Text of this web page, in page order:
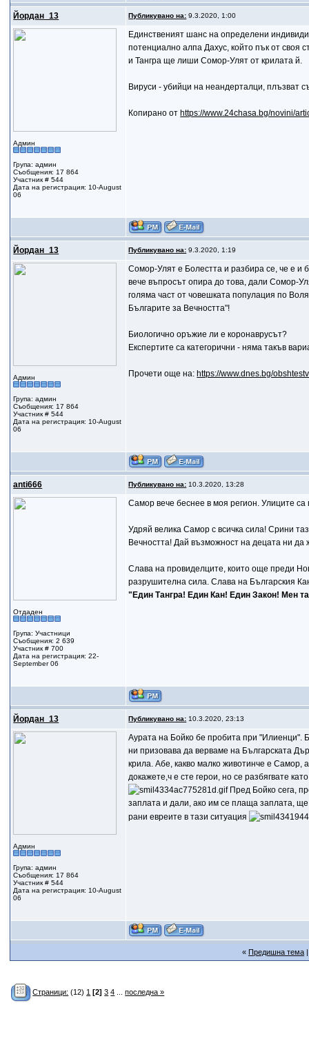
Йордан_13 Публикувано на: 9.3.2020, 1:00
Админ
Група: админ
Съобщения: 17 864
Участник # 544
Дата на регистрация: 10-August
06
Единственият шанс на определени
потенциално алпа Дахус, който пък от своя
и Тангра ще лиши Сомор-Улят от крилата й.
Виpycи - yбийци на неандерталци, плъзват
Копирано от https://www.24chasa.bg/novini/
Йордан_13 Публикувано на: 9.3.2020, 1:19
Админ
Група: админ
Съобщения: 17 864
Участник # 544
Дата на регистрация: 10-August
06
Сомор-Улят е Болестта и разбира се, че е и
вече въпросът опира до това, дали Сомор-
голяма част от човешката популация по
Българите за Вечността"!
Биологично оръжие ли е коронаврусът?
Експертите са категорични - няма такъв
Прочети още на: https://www.dnes.bg/
anti666 Публикувано на: 10.3.2020, 13:28
Отдаден
Група: Участници
Съобщения: 2 639
Участник # 700
Дата на регистрация: 22-
September 06
Самор вече беснее в моя регион. Улиците
Удряй велика Самор с всичка сила! Срини
Вечността! Дай възможност на децата ни да
Слава на провиделците, които още преди
разрушителна сила. Слава на Българския
"Един Тангра! Един Кан! Един Закон! Мен
Йордан_13 Публикувано на: 10.3.2020, 23:13
Админ
Група: админ
Съобщения: 17 864
Участник # 544
Дата на регистрация: 10-August
06
Аурата на Бойко бе пробита при "Илиенци".
ни призовава да верваме на Българската
крила. Абе, какво малко животинче е Самор,
докажете,ч е сте герои, но се разбягвате
Пред Бойко сега,
заплата и дали, ако им се плаща заплата,
рани евреите в тази ситуация
« Предишна тема
Страници: (12) 1 [2] 3 4 ...последна »